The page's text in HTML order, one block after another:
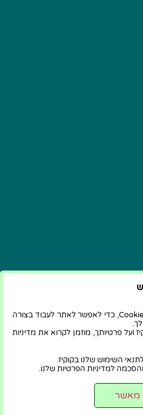
באתר זה אנו משתמשים בקבצי Cookies, כדי לאפשר לאתר לעבוד בצורה
ועל פרטיותך, מוזמן לקרוא את מדיניות
השימוש שלנו בקוקיז.
למדיניות הפרטיות שלנו.
מאשר